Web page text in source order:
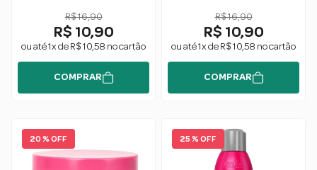
R$ 16,90
R$ 10,90
ou até 1x de R$ 10,58 no cartão
COMPRAR
R$ 16,90
R$ 10,90
ou até 1x de R$ 10,58 no cartão
COMPRAR
20 % OFF 25 % OFF